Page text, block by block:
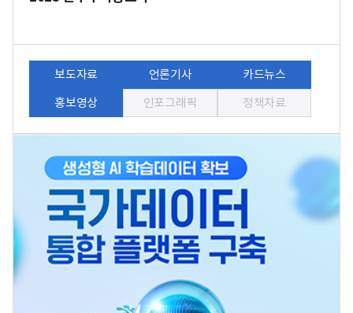
보도자료 언론기사 카드뉴스
홍보영상 인포그래픽 정책자료